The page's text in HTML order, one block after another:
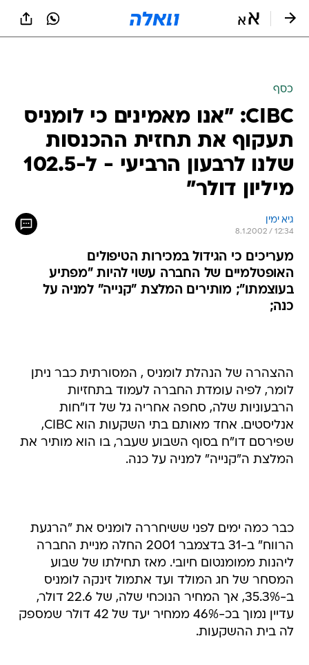
כסף
CIBC: "אנו מאמינים כי לומניס
תעקוף את תחזית ההכנסות
שלנו לרבעון הרביעי - ל-102.5
מיליון דולר"
גיא ימין
8.1.2002 / 12:34
מעריכים כי הגידול במכירות הטיפולים
האופטלמיים של החברה עשוי להיות "מפתיע
בעוצמתו"; מותירים המלצת "קנייה" למניה על
כנה;
ההצהרה של הנהלת לומניס , המסורתית כבר ניתן
לומר, לפיה עומדת החברה לעמוד בתחזיות
הרבעוניות שלה, סחפה אחריה גל של דו"חות
אנליסטים. אחד מאותם בתי השקעות הוא CIBC,
שפירסם דו"ח בסוף השבוע שעבר, בו הוא מותיר את
המלצת ה"קנייה" למניה על כנה.
כבר כמה ימים לפני ששיחררה לומניס את "הרגעת
הרווח" ב-31 בדצמבר 2001 החלה מניית החברה
ליהנות ממומנטום חיובי. מאז תחילתו של שבוע
המסחר של חג המולד ועד אתמול זינקה לומניס
ב-35.3%, אך המחיר הנוכחי שלה, של 22.6 דולר,
עדיין נמוך בכ-46% ממחיר יעד של 42 דולר שמספק
לה בית ההשקעות.